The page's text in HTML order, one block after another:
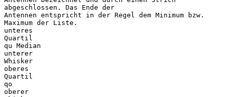
abgeschlossen. Das Ende der
Antennen entspricht in der Regel dem Minimum bzw.
Maximum der Liste.
unteres
Quartil
qu Median
unterer
Whisker
oberes
Quartil
qo
oberer